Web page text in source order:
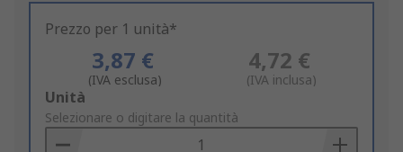
Prezzo per 1 unità*
3,87 €
(IVA esclusa)
4,72 €
(IVA inclusa)
Add
to
Basket
Unità
Selezionare o digitare la quantità